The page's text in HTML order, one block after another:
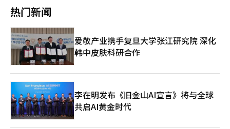
集中应援席将扩大，并新增“地板座”，让观众更接近选手，提供
值。业内预计，T1的领先举措将加速韩国LCK联赛的地区联赛引入
和线下基础设施扩展。超越首尔钟路的LoL公园容量限制，各俱乐
部可能利用大型体育馆开展自主粉丝业务。T1首席运营官安雄基
表示：“此次主场活动不仅是比赛结果，更是与粉丝共同度过的难
忘时刻。希望大家能亲临现场，体验T1在积累经验基础上进行的
新尝试。”此外，T1将优先销售可观看所有活动的“3日通票”。
3月27日，将通过Yanolja平台NOL向T1会员年票持有者开放预
售，详细日程将在官方渠道公布。※ 本报道经人工智能（AI）系统
翻译与编辑。
2025”上展示的版本，以“神”为主题的独特世界观和“神
权”系统获得了好评。对于网石来说，在多样化的游戏尝试中，补
充传统MMORPG阵容具有重要意义。网石还发布了将于12日举行
的在线展示会的预告视频，视频中金长焕和金孝洙将介绍游戏的核
心方向。关键在于差异化。2026年，韩国手机MMORPG市场被认
为已趋于饱和。专家认为，Alt9如何将《天堂M》的成功公式与
2026年的趋势相结合，以及网石能否提出用户友好的商业模式，
将成为成功的关键。网石相关人士表示：“《SOL: enchant》将
通过严格的考证和高质量的画面提供超越原作的沉浸感。”并表示
将在12日的展示会上公布具体的游戏性和运营计划。※ 本报道经
人工智能（AI）系统翻译与编辑。
热门新闻
爱敬产业携手复旦大学张江研究院 深化
韩中皮肤科研合作
李在明发布《旧金山AI宣言》将与全球
共启AI黄金时代